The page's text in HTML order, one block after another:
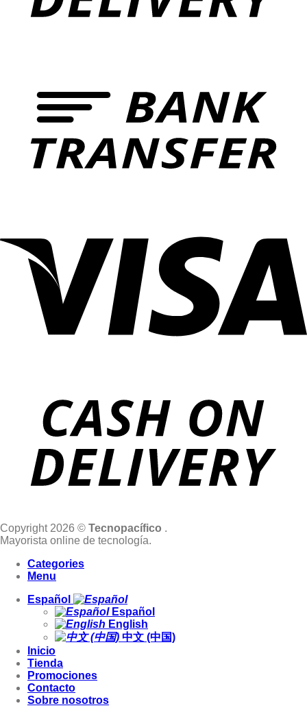
Copyright 2026 © Tecnopacífico .
Mayorista online de tecnología.
Categories
Menu
Español
Español
English
中文 (中国)
Inicio
Tienda
Promociones
Contacto
Sobre nosotros